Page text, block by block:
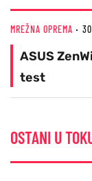
MREŽNA OPREMA
ASUS
test
OSTANI U